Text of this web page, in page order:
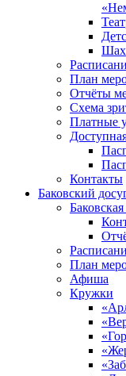
План
Отчёты
Схема
Платные
Контакты
Баковский
План
Афиша
Кружки